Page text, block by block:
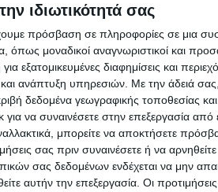
ιδιωτικότητά σας
πρόσβαση σε πληροφορίες σε μια
μοναδικοί αναγνωριστικοί και
εξατομικευμένες διαφημίσεις και
ανάπτυξη υπηρεσιών. Με την άδειά σας,
δεδομένα γεωγραφικής τοποθεσίας
να συναινέσετε στην επεξεργασία από
μπορείτε να αποκτήσετε
σας πριν συναινέσετε ή να
σας δεδομένων ενδέχεται να μην
αυτήν την επεξεργασία. Οι
κ. Παπαθανάσης
σούπερ μάρκετ.
πάγκους». Τέλος
είναι κλείσουν και οι